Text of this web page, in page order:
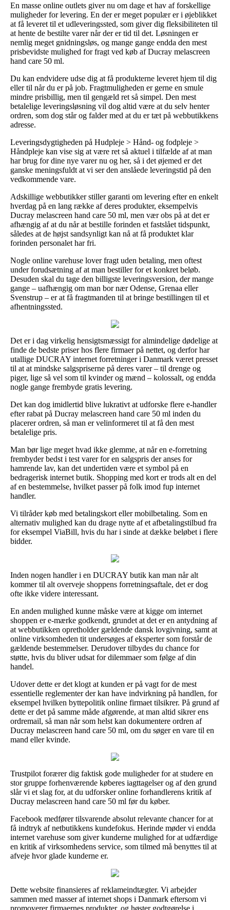
En masse online outlets giver nu om dage et hav af forskellige
muligheder for levering. En der er meget populær er i øjeblikket
at få leveret til et udleveringssted, som giver dig fleksibiliteten til
at hente de bestilte varer når der er tid til det. Løsningen er
nemlig meget gnidningsløs, og mange gange endda den mest
prisbevidste mulighed for fragt ved køb af Ducray melascreen
hand care 50 ml.
Du kan endvidere udse dig at få produkterne leveret hjem til dig
eller til når du er på job. Fragtmuligheden er gerne en smule
mindre prisbillig, men til gengæld ret så simpel. Den mest
betalelige leveringsløsning vil dog altid være at du selv henter
ordren, som dog står og falder med at du er tæt på webbutikkens
adresse.
Leveringsdygtigheden på Hudpleje > Hånd- og fodpleje >
Håndpleje kan vise sig at være ret så aktuel i tilfælde af at man
har brug for dine nye varer nu og her, så i det øjemed er det
ganske meningsfuldt at vi ser den anslåede leveringstid på den
vedkommende vare.
Adskillige webbutikker stiller garanti om levering efter en enkelt
hverdag på en lang række af deres produkter, eksempelvis
Ducray melascreen hand care 50 ml, men vær obs på at det er
afhængig af at du når at bestille forinden et fastslået tidspunkt,
således at de højst sandsynligt kan nå at få produktet klar
forinden personalet har fri.
Nogle online varehuse lover fragt uden betaling, men oftest
under forudsætning af at man bestiller for et konkret beløb.
Desuden skal du tage den billigste leveringsversion, der mange
gange – uafhængig om man bor nær Odense, Grenaa eller
Svenstrup – er at få fragtmanden til at bringe bestillingen til et
afhentningssted.
Det er i dag virkelig hensigtsmæssigt for almindelige dødelige at
finde de bedste priser hos flere firmaer på nettet, og derfor har
utallige DUCRAY internet forretninger i Danmark været presset
til at at mindske salgspriserne på deres varer – til drenge og
piger, lige så vel som til kvinder og mænd – kolossalt, og endda
nogle gange frembyde gratis levering.
Det kan dog imidlertid blive lukrativt at udforske flere e-handler
efter rabat på Ducray melascreen hand care 50 ml inden du
placerer ordren, så man er velinformeret til at få den mest
betalelige pris.
Man bør lige meget hvad ikke glemme, at når en e-forretning
frembyder bedst i test varer for en salgspris der anses for
hamrende lav, kan det undertiden være et symbol på en
bedragerisk internet butik. Shopping med kort er trods alt en del
af en bestemmelse, hvilket passer på folk imod fup internet
handler.
Vi tilråder køb med betalingskort eller mobilbetaling. Som en
alternativ mulighed kan du drage nytte af et afbetalingstilbud fra
for eksempel ViaBill, hvis du har i sinde at dække beløbet i flere
bidder.
Inden nogen handler i en DUCRAY butik kan man når alt
kommer til alt overveje shoppens forretningsaftale, det er dog
ofte ikke videre interessant.
En anden mulighed kunne måske være at kigge om internet
shoppen er e-mærke godkendt, grundet at det er en antydning af
at webbutikken opretholder gældende dansk lovgivning, samt at
online virksomheden tit undersøges af eksperter som forstår de
gældende bestemmelser. Derudover tilbydes du chance for
støtte, hvis du bliver udsat for dilemmaer som følge af din
handel.
Udover dette er det klogt at kunden er på vagt for de mest
essentielle reglementer der kan have indvirkning på handlen, for
eksempel hvilken byttepolitik online firmaet tilsikrer. På grund af
dette er det på samme måde afgørende, at man altid sikrer ens
ordremail, så man når som helst kan dokumentere ordren af
Ducray melascreen hand care 50 ml, om du søger en vare til en
mand eller kvinde.
Trustpilot forærer dig faktisk gode muligheder for at studere en
stor gruppe forhenværende køberes iagttagelser og af den grund
slår vi et slag for, at du udforsker online forhandlerens kritik af
Ducray melascreen hand care 50 ml før du køber.
Facebook medfører tilsvarende absolut relevante chancer for at
få indtryk af netbutikkens kundefokus. Herinde møder vi endda
internet varehuse som giver kunderne mulighed for at udfærdige
en kritik af virksomhedens service, som tilmed må benyttes til at
afveje hvor glade kunderne er.
Dette website finansieres af reklameindtægter. Vi arbejder
sammen med masser af internet shops i Danmark eftersom vi
promoverer firmaernes produkter, og høster godtgørelse i